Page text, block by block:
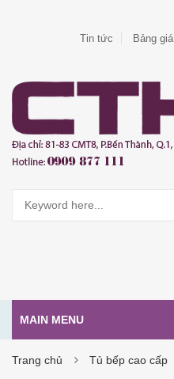
Tin tức Bảng giá
MAIN MENU
Trang chủ Tủ bếp cao cấp